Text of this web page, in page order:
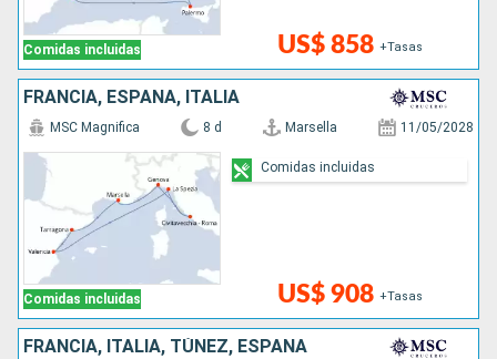
Comidas incluidas US$ 858 +Tasas
FRANCIA, ESPAÑA, ITALIA
Comidas incluidas
MSC Magnifica 8 d Marsella 11/05/2028
US$ 908 +Tasas
Comidas incluidas
FRANCIA, ITALIA, TÚNEZ, ESPAÑA